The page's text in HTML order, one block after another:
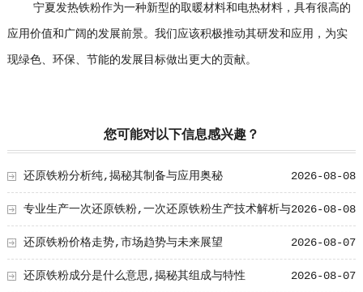
宁夏发热铁粉作为一种新型的取暖材料和电热材料，具有很高的
应用价值和广阔的发展前景。我们应该积极推动其研发和应用，为实
现绿色、环保、节能的发展目标做出更大的贡献。
您可能对以下信息感兴趣？
2026-08-08
还原铁粉分析纯,揭秘其制备与应用奥秘
2026-08-08
专业生产一次还原铁粉,一次还原铁粉生产技术解析与
工艺创新 2026-08-07
还原铁粉价格走势,市场趋势与未来展望
2026-08-07
还原铁粉成分是什么意思,揭秘其组成与特性